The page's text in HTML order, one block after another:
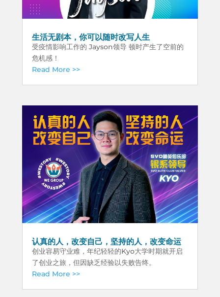
生活无剧本，你可以随时改写人生
受疫情影响工作的 Jayson领导 顿时产生了空前的
危机感！
Read More >>
认真的人，改变自己，坚持的人，改变命运
创业容易守业难，年纪轻轻的Kyo大学时期就开启
了创业之旅，但因缺乏经验以失败告终。
Read More >>